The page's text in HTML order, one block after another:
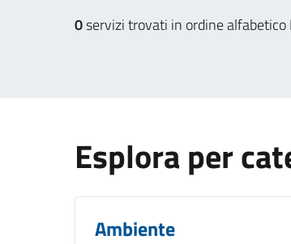
0servizi trovati in ordine alfabetico
Esplora per
Ambiente